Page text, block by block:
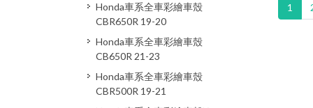
1
Honda車系全車彩繪車殼
CBR650R 19-20
Honda車系全車彩繪車殼
CB650R 21-23
Honda車系全車彩繪車殼
CBR500R 19-21